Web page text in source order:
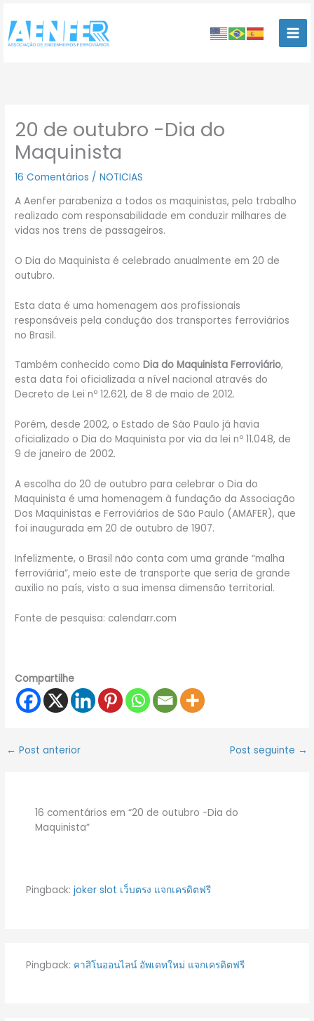
para
conteúdo
20 de outubro -Dia do
Maquinista
16 Comentários /NOTICIAS
A Aenfer parabeniza a todos os maquinistas, pelo trabalho
realizado com responsabilidade em conduzir milhares de
vidas nos trens de passageiros.
O Dia do Maquinista é celebrado anualmente em 20 de
outubro.
Esta data é uma homenagem aos profissionais
responsáveis pela condução dos transportes ferroviários
no Brasil.
Também conhecido como Dia do Maquinista Ferroviário,
esta data foi oficializada a nível nacional através do
Decreto de Lei nº 12.621, de 8 de maio de 2012.
Porém, desde 2002, o Estado de São Paulo já havia
oficializado o Dia do Maquinista por via da lei nº 11.048, de
9 de janeiro de 2002.
A escolha do 20 de outubro para celebrar o Dia do
Maquinista é uma homenagem à fundação da Associação
Dos Maquinistas e Ferroviários de São Paulo (AMAFER), que
foi inaugurada em 20 de outubro de 1907.
Infelizmente, o Brasil não conta com uma grande “malha
ferroviária”, meio este de transporte que seria de grande
auxilio no país, visto a sua imensa dimensão territorial.
Fonte de pesquisa: calendarr.com
Compartilhe
← Post anterior Post seguinte →
16 comentários em “20 de outubro -Dia do
Maquinista”
Pingback: joker slot เว็บตรง แจกเครดิตฟรี
Pingback: คาสิโนออนไลน์ อัพเดทใหม่ แจกเครดิตฟรี